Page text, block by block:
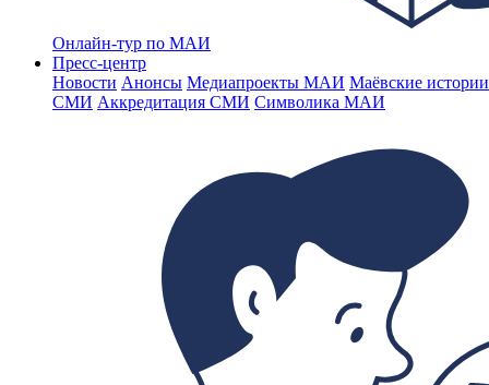
Онлайн-тур по МАИ
Пресс-центр
Новости Анонсы Медиапроекты МАИ Маёвские
СМИ Аккредитация СМИ Символика МАИ